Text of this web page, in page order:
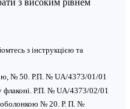
з інструкцією та
№ 50. Р.П. № UA/4373/01/01
флаконі. Р.П. № UA/4373/02/01
оболонкою № 20. Р. П. №